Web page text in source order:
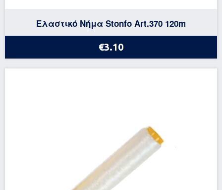
Ελαστικό Νήμα Stonfo Art.370 120m
€3.10